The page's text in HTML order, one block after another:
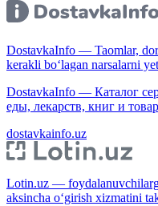
DostavkaInfo — Taomlar,
kerakli bo‘lagan narsalarni
DostavkaInfo — Каталог
еды, лекарств, книг и
dostavkainfo.uz
Lotin.uz —
aksincha o‘girish xizmatini